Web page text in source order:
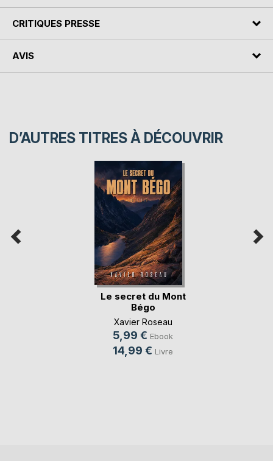
CRITIQUES PRESSE
AVIS
D’AUTRES TITRES À DÉCOUVRIR
Le secret du Mont
Bégo
Xavier Roseau
5,99 € Ebook
14,99 € Livre